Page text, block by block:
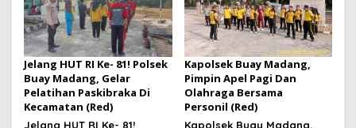
Jelang HUT RI Ke- 81! Polsek
Buay Madang, Gelar
Pelatihan Paskibraka Di
Kecamatan (Red)
Jelang HUT RI Ke- 81!
Kapolsek Buay Madang,
Pimpin Apel Pagi Dan
Olahraga Bersama
Personil (Red)
Kapolsek Buay Madang,